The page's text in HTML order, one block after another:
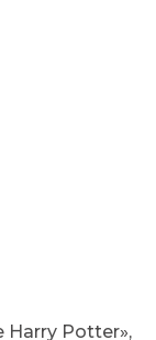
Harry Potter»,